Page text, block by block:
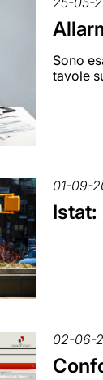
Sono
tavole
01-09-
Istat:
02-06-